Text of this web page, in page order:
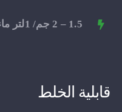
قابلية الخلط